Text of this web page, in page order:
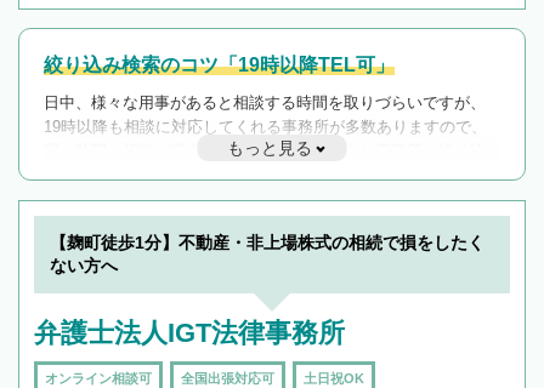
絞り込み検索のコツ「19時以降TEL可」
日中、様々な用事があると相談する時間を取りづらいですが、
19時以降も相談に対応してくれる事務所が多数ありますので、
遅い時間の相談が増えそうな場合はそのような事務所に絞り込
んで検索してみましょう。
19時以降TEL可の条件
を加えて再検索
もっと見る
【麹町徒歩1分】不動産・非上場株式の相続で損をしたく
ない方へ
弁護士法人IGT法律事務所
オンライン相談可 全国出張対応可 土日祝OK